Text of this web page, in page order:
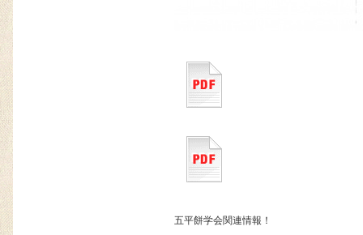
五平餅学会関連情報！